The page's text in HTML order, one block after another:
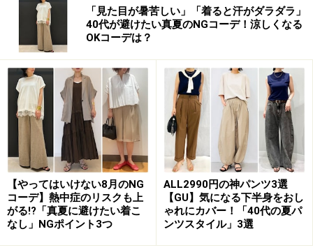
生地は100％レーヨンの柔らか素材。肩の部分は着た時
に自然に落ちるドロップショルダーなので、しなやかに
身体に沿ってくれるのも、フェミニンに着られるポイン
トです。
一枚できれいめパンツやロングスカートと合わせても、
前のボタンを開けて半袖Tシャツやノースリーブにさら
りと羽織っても素敵に着こなせそう。1990円というプチ
プラには見えない、華やかフェミニンなアイテムです。
「見た目が暑苦しい」「着ると汗がダラダラ」
40代が避けたい真夏のNGコーデ！涼しくなる
OKコーデは？
【やってはいけない8月のNG
コーデ】熱中症のリスクも上
がる!?「真夏に避けたい着こ
なし」NGポイント3つ
ALL2990円の神パンツ3選
【GU】気になる下半身をおし
ゃれにカバー！「40代の夏パ
ンツスタイル」3選